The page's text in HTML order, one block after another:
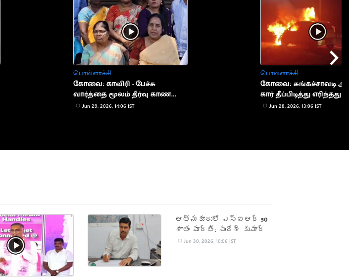
பொள்ளாச்சி
கோவை: காவிரி - பேச்சு
வார்த்தை மூலம் தீர்வு காண
வேண்டும்
Jun 29, 2026, 14:06 IST
பொள்ளாச்சி
கோவை: சுங்கச்சாவடி
கார் தீப்பிடித்து எரிந்தது
Jun 28, 2026, 13:06 IST
ఆత్మకూరులో ఎస్ఐఆర్ 50
శాతం పూర్తి: సురేశ్ కుమార్
Jun 30, 2026, 10:06 IST